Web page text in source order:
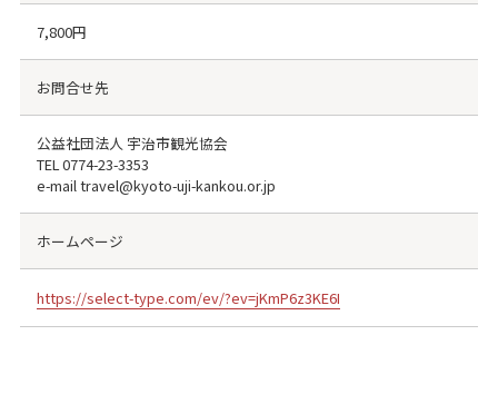
7,800円
お問合せ先
公益社団法人 宇治市観光協会
TEL 0774-23-3353
e-mail travel@kyoto-uji-kankou.or.jp
ホームページ
https://select-type.com/ev/?ev=jKmP6z3KE6I